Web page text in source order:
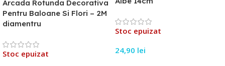
Arcada Rotunda Decorativa
Pentru Baloane Si Flori – 2M
diamentru
Stoc epuizat
Stoc epuizat
24,90 lei